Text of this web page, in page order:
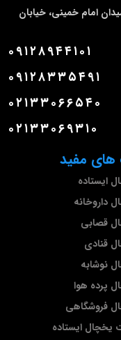
های مفید
ایستاده
داروخانه
قصابی
قنادی
نوشابه
پرده هوا
فروشگاهی
یخچال ایستاده
امام خمینی، خیابان
۰۹۱۲۸۹۴۴۱۰۱
۰۹۱۲۸۳۳۵۴۹۱
۰۲۱۳۳۰۶۶۵۴۰
۰۲۱۳۳۰۶۹۳۱۰